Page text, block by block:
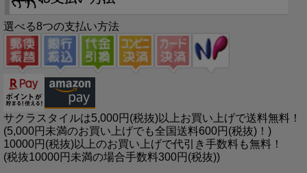
選べる8つの支払い方法
サクラスタイルは5,000円(税抜)以上お買い上げで送料無料！
(5,000円未満のお買い上げでも全国送料600円(税抜)！)
10000円(税抜)以上のお買い上げで代引き手数料も無料！
(税抜10000円未満の場合手数料300円(税抜))